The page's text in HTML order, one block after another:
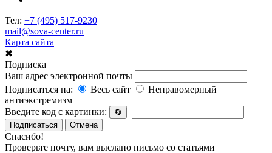
Тел: +7 (495) 517-9230
mail@sova-center.ru
Карта сайта
✖
Подписка
Ваш адрес электронной почты
Подписаться на:
Весь сайт
Неправомерный
антиэкстремизм
Введите код с картинки:
🔄
Подписаться
Отмена
Спасибо!
Проверьте почту, вам выслано письмо со статьями